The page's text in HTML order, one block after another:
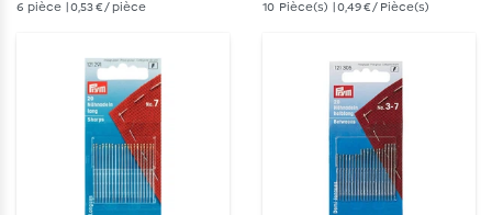
6 pièce | 0,53 € / pièce 10 Pièce(s) | 0,49 € / Pièce(s)